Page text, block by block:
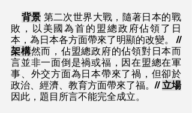
背景 第二次世界大戰，隨著日本的戰
敗，以美國為首的盟總政府佔領了日
本，為日本各方面帶來了明顯的改變。 //
架構然而，佔盟總政府的佔領對日本而
言並非一面倒是禍或福，因在盟總在軍
事、外交方面為日本帶來了禍，但卻於
政治、經濟、教育方面帶來了福。// 立場
因此，題目所言不能完全成立。